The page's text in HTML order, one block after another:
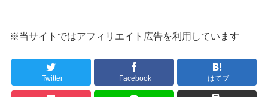
※当サイトではアフィリエイト広告を利用しています
Twitter Facebook はてブ